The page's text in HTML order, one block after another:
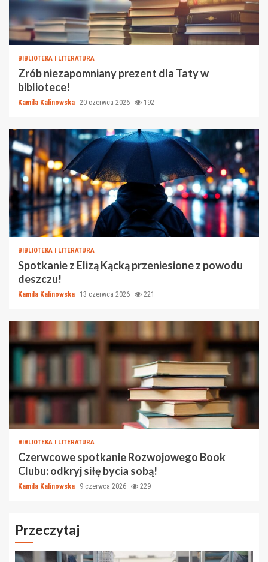
BIBLIOTEKA I LITERATURA
Zrób niezapomniany prezent dla Taty w
bibliotece!
Kamila Kalinowska 20 czerwca 2026 192
BIBLIOTEKA I LITERATURA
Spotkanie z Elizą Kącką przeniesione z powodu
deszczu!
Kamila Kalinowska 13 czerwca 2026 221
BIBLIOTEKA I LITERATURA
Czerwcowe spotkanie Rozwojowego Book
Clubu: odkryj siłę bycia sobą!
Kamila Kalinowska 9 czerwca 2026 229
Przeczytaj